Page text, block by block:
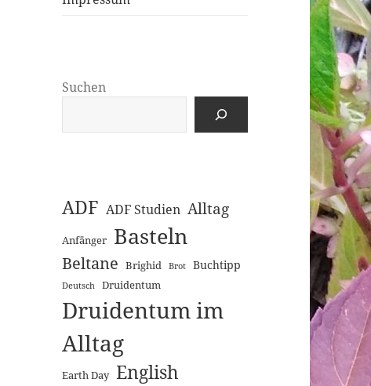
Suchen
ADF ADF Studien Alltag
Anfänger Basteln
Beltane Brighid Brot Buchtipp
Deutsch Druidentum
Druidentum im
Alltag
Earth Day English